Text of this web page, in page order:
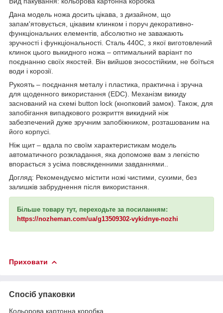
Дана модель ножа досить цікава, з дизайном, що
запам'ятовується, цікавим клинком і поруч декоративно-
функціональних елементів, абсолютно не заважають
зручності і функціональності. Сталь 440С, з якої виготовлений
клинок цього выкидного ножа – оптимальний варіант по
поєднанню своїх якостей. Він вийшов зносостійким, не боїться
води і корозії.
Рукоять – поєднання металу і пластика, практична і зручна
для щоденного використання (EDC). Механізм викиду
заснований на схемі button lock (кнопковий замок). Також, для
запобігання випадкового розкриття викидний ніж
забезпечений дуже зручним запобіжником, розташованим на
його корпусі.
Ніж щит – вдала по своїм характеристикам модель
автоматичного розкладання, яка допоможе вам з легкістю
впорається з усіма повсякденними завданнями..
Догляд: Рекомендуємо містити ножі чистими, сухими, без
залишків забруднення після використання.
Більше товару тут, переходьте за посиланням:
https://nozheman.com/ua/g13509302-vykidnye-nozhi
Приховати
Спосіб упаковки
Кольорова картонна коробка